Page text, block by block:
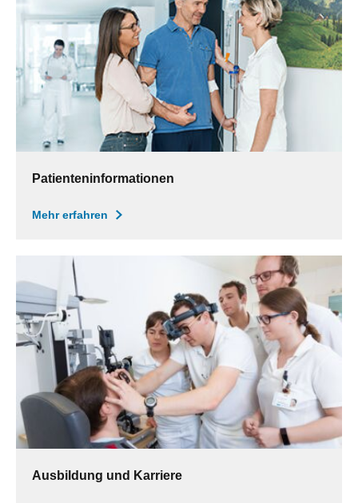
Patienteninformationen
Mehr erfahren
Ausbildung und Karriere